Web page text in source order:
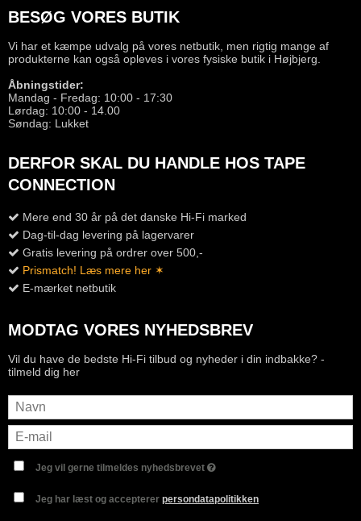
BESØG VORES BUTIK
Vi har et kæmpe udvalg på vores netbutik, men rigtig mange af
produkterne kan også opleves i vores fysiske butik i Højbjerg.
Åbningstider:
Mandag - Fredag: 10:00 - 17:30
Lørdag: 10:00 - 14.00
Søndag: Lukket
DERFOR SKAL DU HANDLE HOS TAPE
CONNECTION
Mere end 30 år på det danske Hi-Fi marked
Dag-til-dag levering på lagervarer
Gratis levering på ordrer over 500,-
Prismatch! Læs mere her ✶
E-mærket netbutik
MODTAG VORES NYHEDSBREV
Vil du have de bedste Hi-Fi tilbud og nyheder i din indbakke? -
tilmeld dig her
Jeg vil gerne tilmeldes nyhedsbrevet
Jeg har læst og acceptererpersondatapolitikken